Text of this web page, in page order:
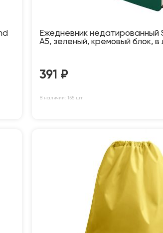
Ежедневник недатированный
А5, зеленый, кремовый блок, в
391 ₽
В наличии: 155 шт